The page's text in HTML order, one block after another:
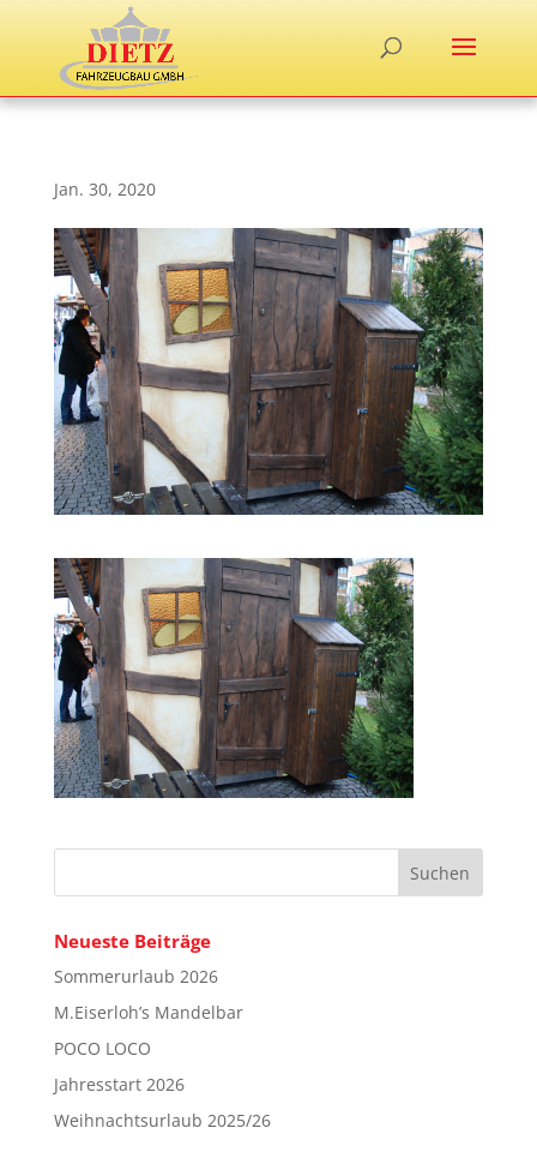
Jan. 30, 2020
Neueste Beiträge
Sommerurlaub 2026
M.Eiserloh’s Mandelbar
POCO LOCO
Jahresstart 2026
Weihnachtsurlaub 2025/26